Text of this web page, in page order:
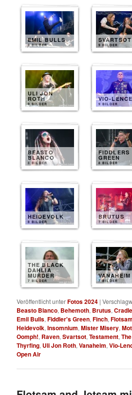
EMIL BULLS
9 BILDER
SVARTSOT
9 BILDER
ULI JON
ROTH
9 BILDER
VIO-LENCE
9 BILDER
BEASTO
BLANCO
8 BILDER
FIDDLERS
GREEN
8 BILDER
HEIDEVOLK
8 BILDER
BRUTUS
7 BILDER
THE BLACK
DAHLIA
MURDER
7 BILDER
VANAHEIM
7 BILDER
Veröffentlicht unterFotos 2024 |
Beasto Blanco, Behemoth, Brutus,
Emil Bulls,Fiddler's Green,Finch,
Heidevolk,Insomnium,Mister Misery,
Oomph!, Raven,Svartsot,Testament,
Thyrfing, Uli Jon Roth,Vanaheim,Vio-
Open Air